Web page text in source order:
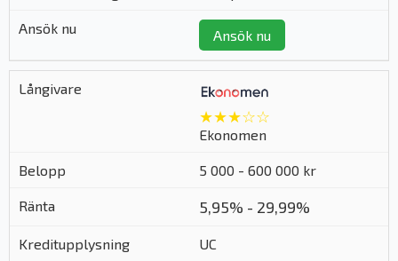
Ansök nu
★★★☆☆
Ekonomen
5 000 - 600 000 kr
5,95% - 29,99%
UC